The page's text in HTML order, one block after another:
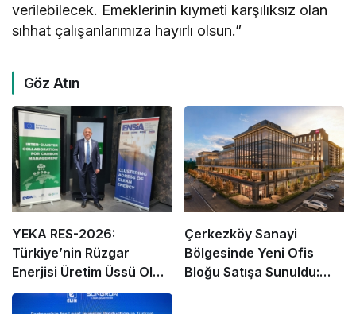
verilebilecek. Emeklerinin kıymeti karşılıksız olan
sıhhat çalışanlarımıza hayırlı olsun.”
Göz Atın
YEKA RES-2026:
Türkiye’nin Rüzgar
Enerjisi Üretim Üssü Olma
Fırsatı
Çerkezköy Sanayi
Bölgesinde Yeni Ofis
Bloğu Satışa Sunuldu: